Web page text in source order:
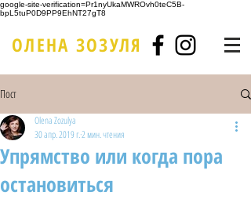
google-site-verification=Pr1nyUkaMWROvh0teC5B-
bpL5tuP0D9PP9EhNT27gT8
ОЛЕНА ЗОЗУЛЯ
Пост
Упрямство или когда пора
остановиться
Olena Zozulya
30 апр. 2019 г.2 мин. чтения